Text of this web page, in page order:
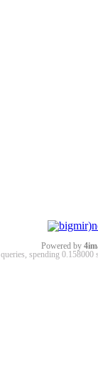
Powered by
spending